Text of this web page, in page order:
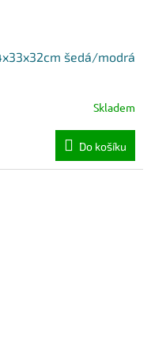
šedá/modrá
Skladem
Do košíku